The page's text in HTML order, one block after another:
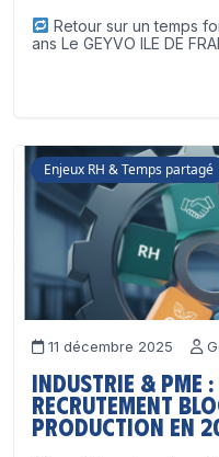
Retour sur un temps
ans Le GEYVO ILE DE
Enjeux RH & Temps partagé
11 décembre 2025
Industrie & PME
recrutement
production en